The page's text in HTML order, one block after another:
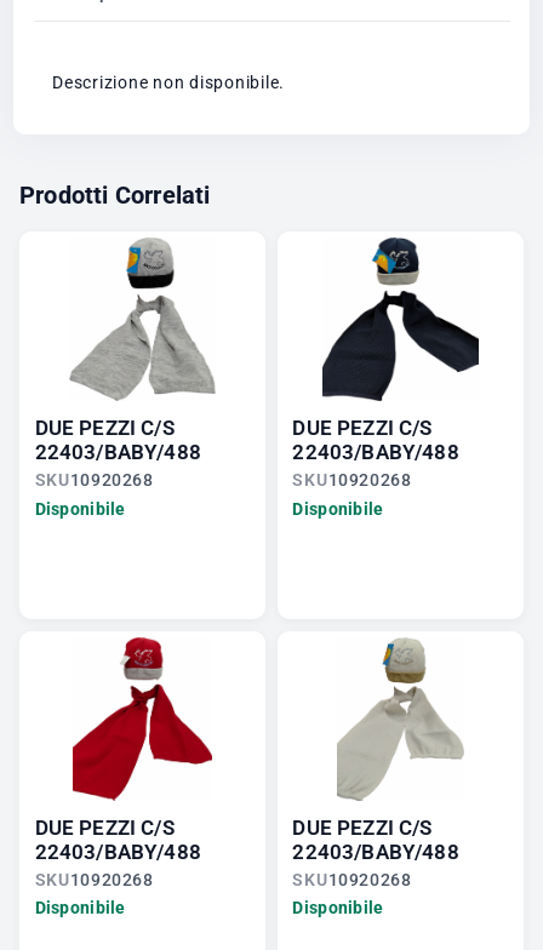
Descrizione non disponibile.
Prodotti Correlati
DUE PEZZI C/S
22403/BABY/488
SKU10920268
Disponibile
DUE PEZZI C/S
22403/BABY/488
SKU10920268
Disponibile
DUE PEZZI C/S
22403/BABY/488
SKU10920268
Disponibile
DUE PEZZI C/S
22403/BABY/488
SKU10920268
Disponibile